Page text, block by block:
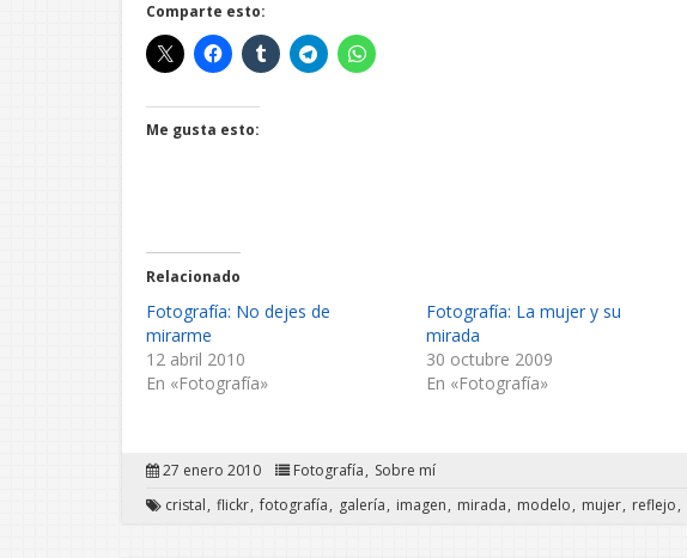
Comparte esto:
Me gusta esto:
Relacionado
Fotografía: No dejes de
mirarme
12 abril 2010
En «Fotografía»
Fotografía: La mujer y su
mirada
30 octubre 2009
En «Fotografía»
27 enero 2010 Fotografía Sobre mí
cristal flickr fotografía galería imagen mirada modelo mujer reflejo